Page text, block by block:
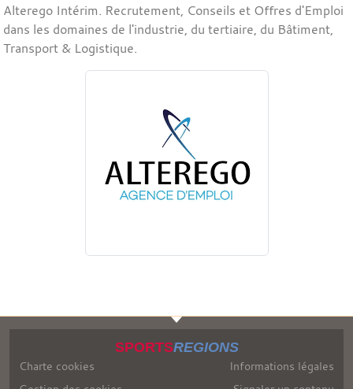
Alterego Intérim. Recrutement, Conseils et Offres d'Emploi
dans les domaines de l'industrie, du tertiaire, du Bâtiment,
Transport & Logistique.
SPORTSREGIONS
Charte cookies
Informations légales